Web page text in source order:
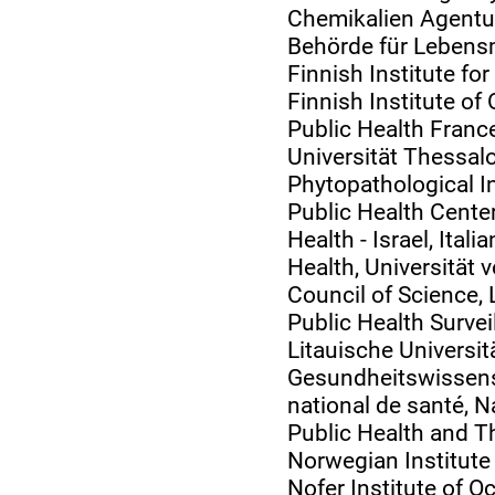
Chemikalien
Behörde für
Finnish Institute for
Finnish Institute of
Public Health
Universität
Phytopathological
Public Health
Health - Israel,
Health, Universität
Council of Science,
Public Health
Litauische
national de santé,
Public Health and
Norwegian
Nofer Institute of